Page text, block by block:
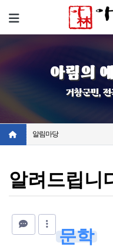
메뉴
아림의
거창군민,
알림마당
알려드립니
문학